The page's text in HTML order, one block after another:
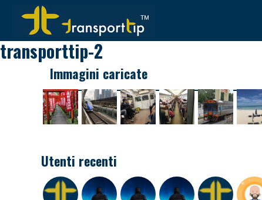
transporttip-2
Immagini caricate
Utenti recenti